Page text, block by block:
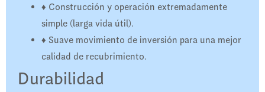
♦ Construcción y operación extremadamente
simple (larga vida útil).
♦ Suave movimiento de inversión para una mejor
calidad de recubrimiento.
Durabilidad